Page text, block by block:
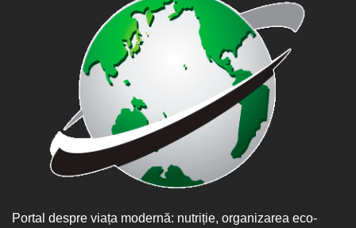
Portal despre viața modernă: nutriție, organizarea eco-